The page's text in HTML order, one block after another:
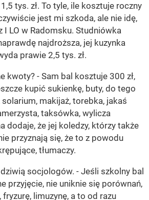
tys. zł. To tyle, ile kosztuje roczny
jest mi szkoda, ale nie idę,
I LO w Radomsku. Studniówka
najdroższa, jej kuzynka
prawie 2,5 tys. zł.
kwoty? - Sam bal kosztuje 300 zł,
kupić sukienkę, buty, do tego
makijaż, torebka, jakaś
taksówka, wylicza
dodaje, że jej koledzy, którzy także
przyznają się, że to z powodu
tłumaczy.
socjologów. - Jeśli szkolny bal
przyjęcie, nie uniknie się porównań,
limuzynę, a to od razu